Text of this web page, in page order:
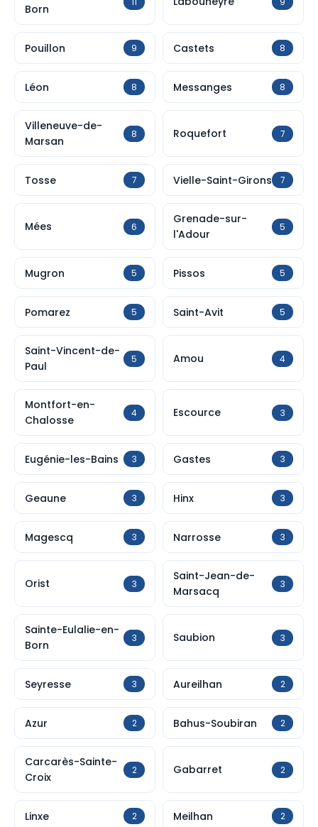
Born
Pouillon 9 Castets 8
Léon 8 Messanges 8
Villeneuve-de-
Marsan
8 Roquefort 7
Tosse 7 Vielle-Saint-Girons 7
Mées 6
Grenade-sur-
l'Adour
5
Mugron 5 Pissos 5
Pomarez 5 Saint-Avit 5
Saint-Vincent-de-
Paul
5 Amou 4
Montfort-en-
Chalosse
4 Escource 3
Eugénie-les-Bains 3 Gastes 3
Geaune 3 Hinx 3
Magescq 3 Narrosse 3
Orist 3
Saint-Jean-de-
Marsacq
3
Sainte-Eulalie-en-
Born
3 Saubion 3
Seyresse 3 Aureilhan 2
Azur 2 Bahus-Soubiran 2
Carcarès-Sainte-
Croix
2 Gabarret 2
Linxe 2 Meilhan 2